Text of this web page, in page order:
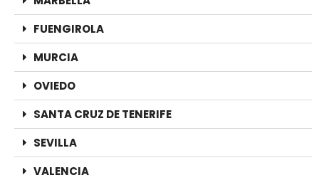
FUENGIROLA
MURCIA
OVIEDO
SANTA CRUZ DE TENERIFE
SEVILLA
VALENCIA